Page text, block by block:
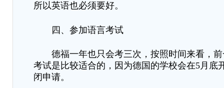
所以英语也必须要好。
四、参加语言考试
德福一年也只会考三次，按照时间来看，前
考试是比较适合的，因为德国的学校会在5月底
闭申请。